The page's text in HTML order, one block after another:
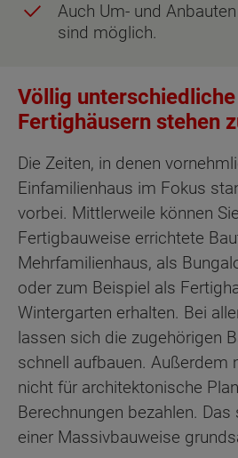
Auch Um- und
sind möglich.
Völlig
Fertighäusern stehen
Die Zeiten, in denen
Einfamilienhaus im Fokus
vorbei. Mittlerweile können
Fertigbauweise errichtete
Mehrfamilienhaus, als
oder zum Beispiel als
Wintergarten erhalten. Bei
lassen sich die zugehörigen
schnell aufbauen. Außerdem
nicht für architektonische
Berechnungen bezahlen.
einer Massivbauweise